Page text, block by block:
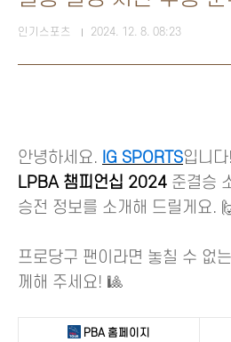
인기스포츠 2024. 12. 8. 08:23
안녕하세요. IG SPORTS입니
LPBA 챔피언십 2024 준결승
승전 정보를 소개해 드릴게요.
프로당구 팬이라면 놓칠 수 없
께해 주세요! 🎱
PBA 홈페이지